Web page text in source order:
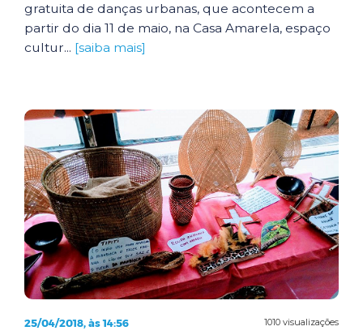
gratuita de danças urbanas, que acontecem a
partir do dia 11 de maio, na Casa Amarela, espaço
cultur... [saiba mais]
1010 visualizações
25/04/2018, às 14:56